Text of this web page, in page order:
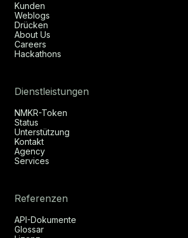
Kunden
Weblogs
Drücken
About Us
Careers
Hackathons
Dienstleistungen
NMKR-Token
Status
Unterstützung
Kontakt
Agency
Services
Referenzen
API-Dokumente
Glossar